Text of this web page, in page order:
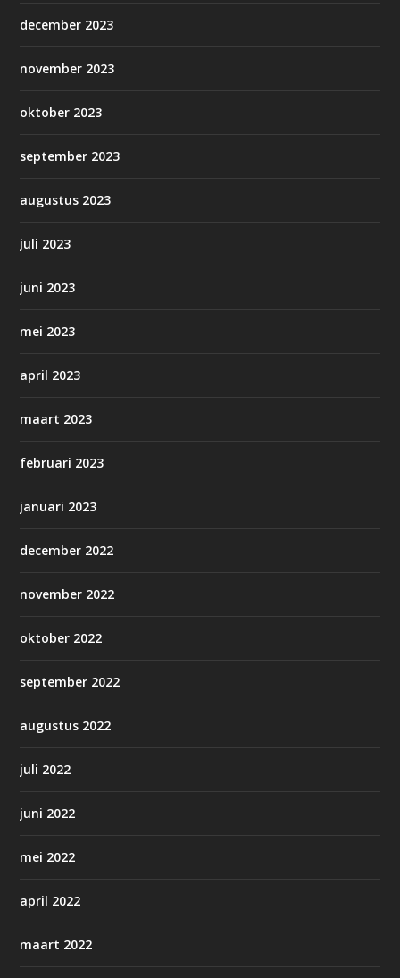
december 2023
november 2023
oktober 2023
september 2023
augustus 2023
juli 2023
juni 2023
mei 2023
april 2023
maart 2023
februari 2023
januari 2023
december 2022
november 2022
oktober 2022
september 2022
augustus 2022
juli 2022
juni 2022
mei 2022
april 2022
maart 2022